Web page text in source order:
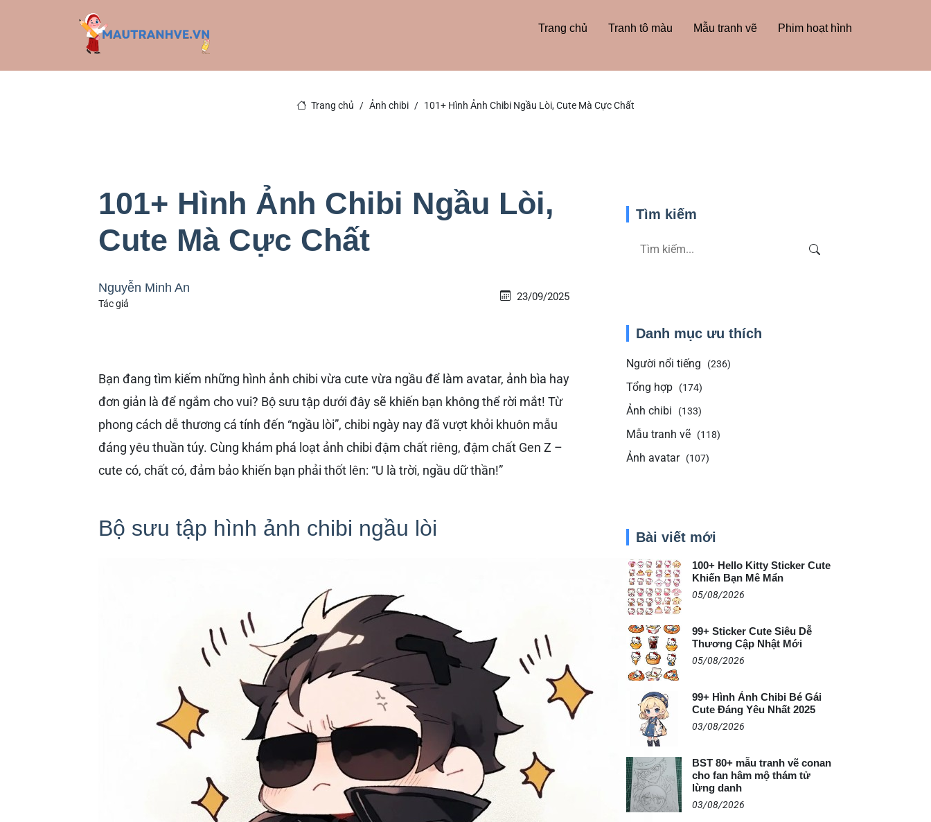
Trang chủ Tranh tô màu Mẫu tranh vẽ Phim hoạt hình
Trang chủ Ảnh chibi 101+ Hình Ảnh Chibi Ngầu Lòi, Cute Mà Cực Chất
101+ Hình Ảnh Chibi Ngầu Lòi,
Cute Mà Cực Chất
Nguyễn Minh An
Tác giả
23/09/2025
Bạn đang tìm kiếm những hình ảnh chibi vừa cute vừa ngầu để làm avatar, ảnh bìa hay
đơn giản là để ngắm cho vui? Bộ sưu tập dưới đây sẽ khiến bạn không thể rời mắt! Từ
phong cách dễ thương cá tính đến “ngầu lòi”, chibi ngày nay đã vượt khỏi khuôn mẫu
đáng yêu thuần túy. Cùng khám phá loạt ảnh chibi đậm chất riêng, đậm chất Gen Z –
cute có, chất có, đảm bảo khiến bạn phải thốt lên: “U là trời, ngầu dữ thần!”
Bộ sưu tập hình ảnh chibi ngầu lòi
Tìm kiếm
Danh mục ưu thích
Người nổi tiếng (236)
Tổng hợp (174)
Ảnh chibi (133)
Mẫu tranh vẽ (118)
Ảnh avatar (107)
Bài viết mới
100+ Hello Kitty Sticker Cute
Khiến Bạn Mê Mẩn
05/08/2026
99+ Sticker Cute Siêu Dễ
Thương Cập Nhật Mới
05/08/2026
99+ Hình Ảnh Chibi Bé Gái
Cute Đáng Yêu Nhất 2025
03/08/2026
BST 80+ mẫu tranh vẽ conan
cho fan hâm mộ thám tử
lừng danh
03/08/2026